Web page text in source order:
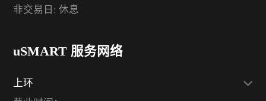
非交易日: 休息
uSMART 服务网络
上环